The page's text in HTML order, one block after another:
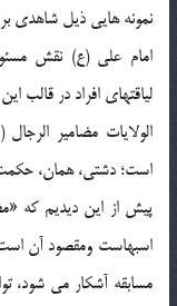
نمونه هايي ذيل شاهدي
امام علي (ع) نقش
لياقتهاي افراد در قالب
الولايات مضامير
است؛ دشتي، همان، حکمت 441، ص
پيش از اين ديديم که
اسبهاست ومقصود آن
مسابقه آشکار مي شود،